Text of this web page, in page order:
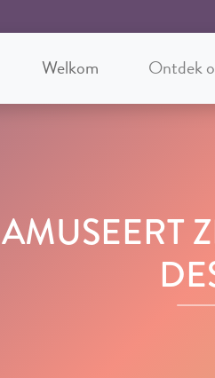
Welkom Ontdek